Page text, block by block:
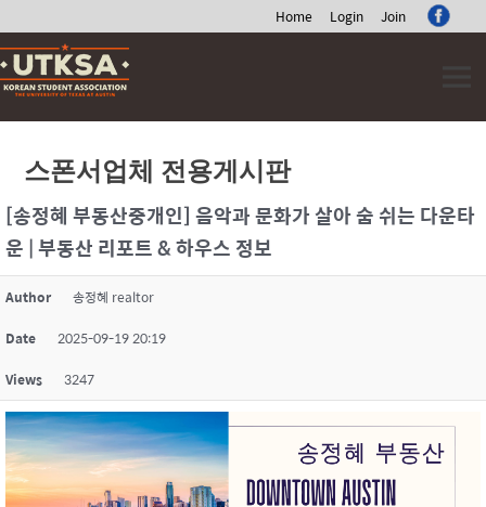
Home Login Join
Skip
to
content
스폰서업체 전용게시판
[송정혜 부동산중개인] 음악과 문화가 살아 숨 쉬는 다운타
운 | 부동산 리포트 & 하우스 정보
Author 송정혜 realtor
Date 2025-09-19 20:19
Views 3247